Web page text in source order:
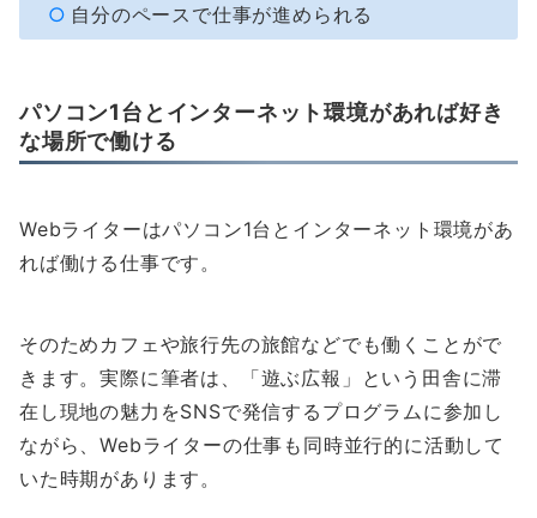
自分のペースで仕事が進められる
パソコン1台とインターネット環境があれば好き
な場所で働ける
Webライターはパソコン1台とインターネット環境があ
れば働ける仕事です。
そのためカフェや旅行先の旅館などでも働くことがで
きます。実際に筆者は、「遊ぶ広報」という田舎に滞
在し現地の魅力をSNSで発信するプログラムに参加し
ながら、Webライターの仕事も同時並行的に活動して
いた時期があります。